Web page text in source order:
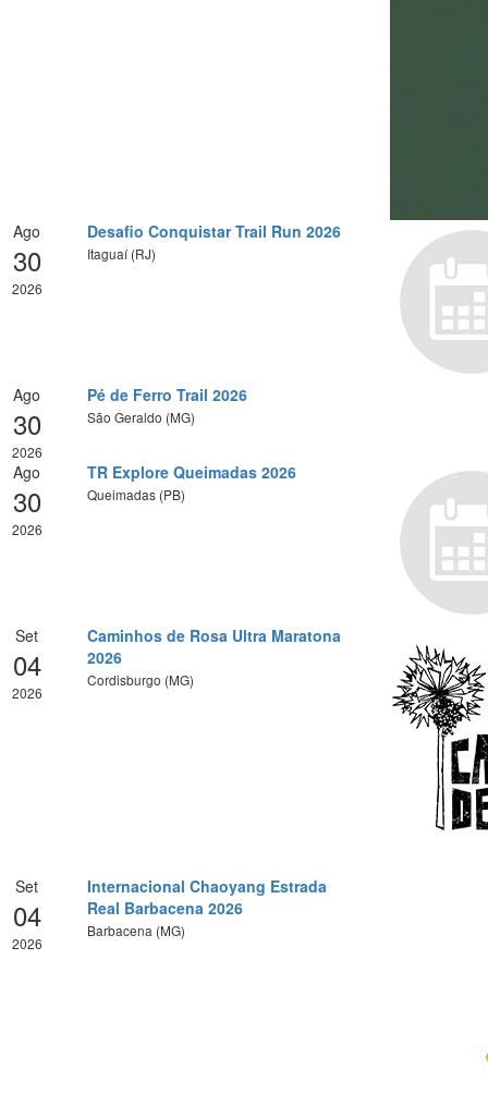
Ago
30
2026
Desafio Conquistar Trail Run 2026
Itaguaí (RJ)
Ago
30
2026
Pé de Ferro Trail 2026
São Geraldo (MG)
Ago
30
2026
TR Explore Queimadas 2026
Queimadas (PB)
Set
04
2026
Caminhos de Rosa Ultra Maratona
2026
Cordisburgo (MG)
Set
04
2026
Internacional Chaoyang Estrada
Real Barbacena 2026
Barbacena (MG)